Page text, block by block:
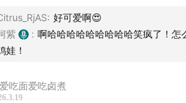
: 好可爱啊😍
紫
: 啊哈哈哈哈哈哈哈哈哈笑疯了！
娃！
吃面爱吃卤煮